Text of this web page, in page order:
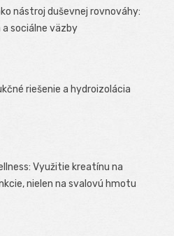
nástroj duševnej rovnováhy:
a sociálne väzby
riešenie a hydroizolácia
Využitie kreatínu na
nielen na svalovú hmotu